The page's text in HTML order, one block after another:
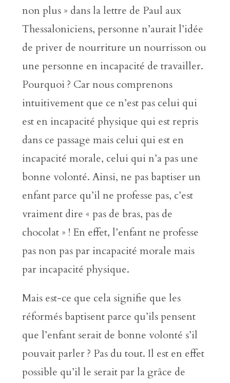
non plus » dans la lettre de Paul aux
Thessaloniciens, personne n’aurait l’idée
de priver de nourriture un nourrisson ou
une personne en incapacité de travailler.
Pourquoi ? Car nous comprenons
intuitivement que ce n’est pas celui qui
est en incapacité physique qui est repris
dans ce passage mais celui qui est en
incapacité morale, celui qui n’a pas une
bonne volonté. Ainsi, ne pas baptiser un
enfant parce qu’il ne professe pas, c’est
vraiment dire « pas de bras, pas de
chocolat » ! En effet, l’enfant ne professe
pas non pas par incapacité morale mais
par incapacité physique.
Mais est-ce que cela signifie que les
réformés baptisent parce qu’ils pensent
que l’enfant serait de bonne volonté s’il
pouvait parler ? Pas du tout. Il est en effet
possible qu’il le serait par la grâce de